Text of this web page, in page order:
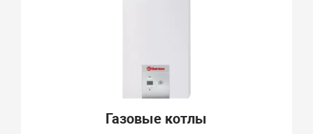
Газовые котлы